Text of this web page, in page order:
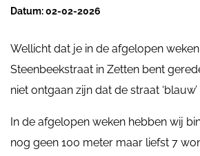
Datum:02-02-2026
Wellicht dat je in de afgelopen
Steenbeekstraat in Zetten bent
niet ontgaan zijn dat de straat
In de afgelopen weken hebben wij
nog geen 100 meter maar liefst 7